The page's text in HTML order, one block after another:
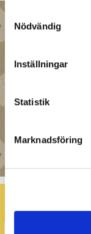
Samtyckesval
Nödvändig
Inställningar
Statistik
Marknadsföring